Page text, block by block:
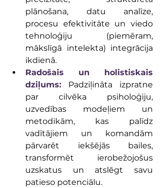
plānošana, datu analīze,
procesu efektivitāte un viedo
tehnoloģiju (piemēram,
mākslīgā intelekta) integrācija
ikdienā.
Radošais un holistiskais
dziļums: Padziļināta izpratne
par cilvēka psiholoģiju,
uzvedības modeļiem un
metodikām, kas palīdz
vadītājiem un komandām
pārvarēt iekšējās bailes,
transformēt ierobežojošus
uzskatus un atslēgt savu
patieso potenciālu.